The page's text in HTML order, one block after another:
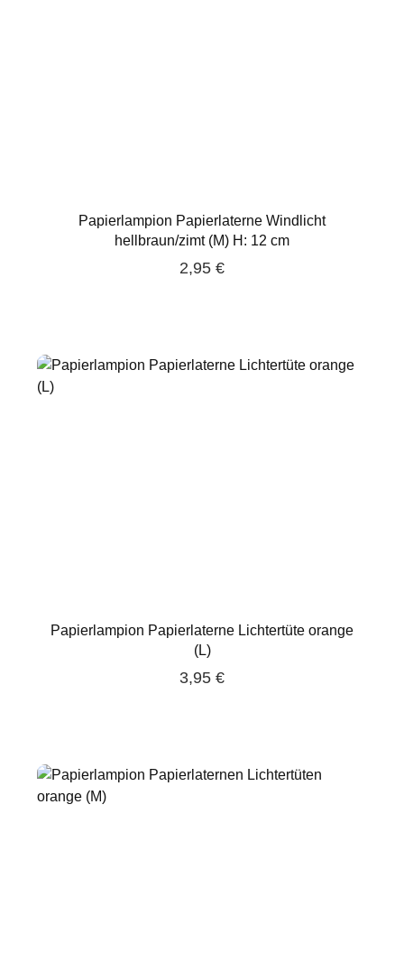
Papierlampion Papierlaterne Windlicht
hellbraun/zimt (M) H: 12 cm
2,95 €
Papierlampion Papierlaterne Lichtertüte orange
(L)
3,95 €